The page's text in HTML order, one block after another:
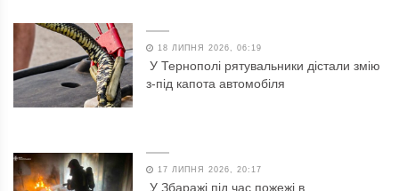
18 ЛИПНЯ 2026, 06:19
У Тернополі рятувальники дістали змію
з-під капота автомобіля
17 ЛИПНЯ 2026, 20:17
У Збаражі під час пожежі в